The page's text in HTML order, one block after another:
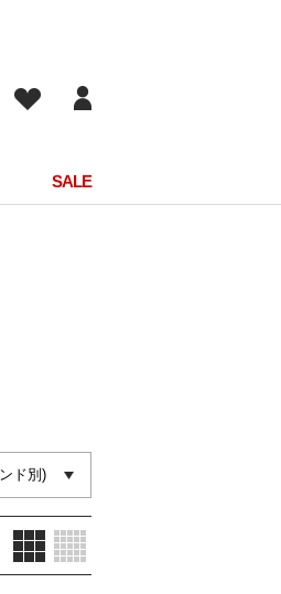
SALE
サムネイル(3列)